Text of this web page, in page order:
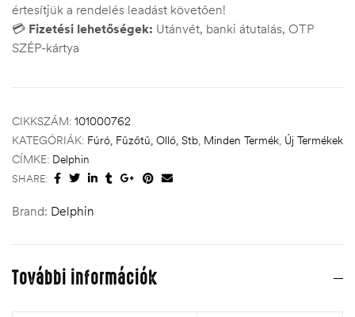
értesítjük a rendelés leadást követően!
💳 Fizetési lehetőségek: Utánvét, banki átutalás, OTP
SZÉP-kártya
CIKKSZÁM: 101000762
KATEGÓRIÁK: Fúró, Fűzőtű, Olló, Stb, Minden Termék, Új Termékek
CÍMKE: Delphin
SHARE:
Brand: Delphin
További információk